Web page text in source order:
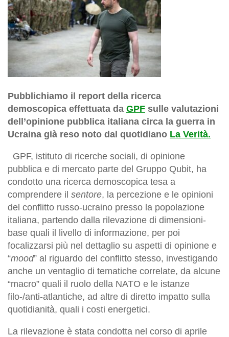
Pubblichiamo il report della ricerca
demoscopica effettuata da GPF sulle valutazioni
dell’opinione pubblica italiana circa la guerra in
Ucraina già reso noto dal quotidiano La Verità.
GPF, istituto di ricerche sociali, di opinione
pubblica e di mercato parte del Gruppo Qubit, ha
condotto una ricerca demoscopica tesa a
comprendere il sentore, la percezione e le opinioni
del conflitto russo-ucraino presso la popolazione
italiana, partendo dalla rilevazione di dimensioni-
base quali il livello di informazione, per poi
focalizzarsi più nel dettaglio su aspetti di opinione e
“mood” al riguardo del conflitto stesso, investigando
anche un ventaglio di tematiche correlate, da alcune
“macro” quali il ruolo della NATO e le istanze
filo-/anti-atlantiche, ad altre di diretto impatto sulla
quotidianità, quali i costi energetici.
La rilevazione è stata condotta nel corso di aprile